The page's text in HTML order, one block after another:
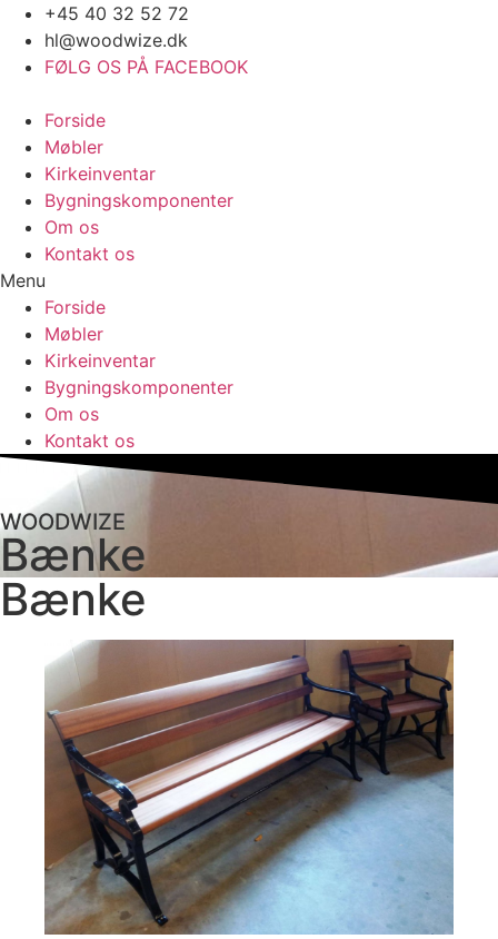
Videre
indhold
+45 40 32 52 72
hl@woodwize.dk
FØLG OS PÅ FACEBOOK
Forside
Møbler
Kirkeinventar
Bygningskomponenter
Om os
Kontakt os
Menu
Forside
Møbler
Kirkeinventar
Bygningskomponenter
Om os
Kontakt os
WOODWIZE
Bænke
Bænke